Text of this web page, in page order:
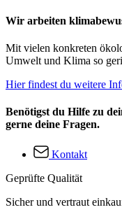
Wir arbeiten
Mit vielen konkreten
Umwelt und Klima so
Hier findest du weitere
Benötigst du Hilfe zu
gerne deine Fragen.
Kontakt
Geprüfte Qualität
Sicher und vertraut